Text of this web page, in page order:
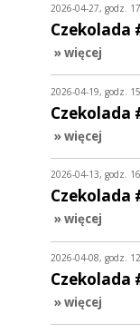
2026-04-27, godz.
Czekolada
» więcej
2026-04-19, godz.
Czekolada
» więcej
2026-04-13, godz.
Czekolada
» więcej
2026-04-08, godz.
Czekolada
» więcej